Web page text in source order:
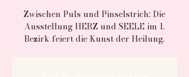
Zwischen Puls und Pinselstrich: Die
Ausstellung HERZ und SEELE im 1.
Bezirk feiert die Kunst der Heilung.